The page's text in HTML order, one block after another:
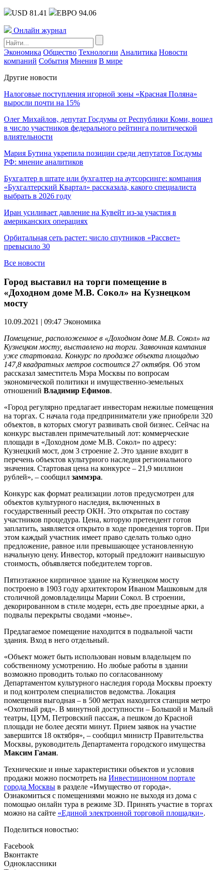
USD 81.41 ЕВРО 94.06
Онлайн журнал
Экономика Общество Технологии Аналитика Новости
компаний События Мнения В мире
Другие новости
Налоговые поступления игорной зоны «Красная Поляна»
выросли почти на 15%
Олег Михайлов, депутат Госдумы от Республики Коми, вошел
в число участников федерального рейтинга политической
влиятельности
Мария Бутина укрепила позиции среди депутатов Госдумы
РФ: мнение аналитиков
Бухгалтер в штате или бухгалтер на аутсорсинге: компания
«Бухгалтерский Квартал» рассказала, какого специалиста
выбрать в 2026 году
Иран усиливает давление на Кувейт из-за участия в
американских операциях
Орбитальная сеть растет: число спутников «Рассвет»
превысило 30
Все новости
Город выставил на торги помещение в
«Доходном доме М.В. Сокол» на Кузнецком
мосту
10.09.2021 | 09:47 Экономика
Помещение, расположенное в «Доходном доме М.В. Сокол» на
Кузнецком мосту, выставлено на торги. Заявочная кампания
уже стартовала. Конкурс по продаже объекта площадью
147,8 квадратных метров состоится 27 октября. Об этом
рассказал заместитель Мэра Москвы по вопросам
экономической политики и имущественно-земельных
отношений Владимир Ефимов.
«Город регулярно предлагает инвесторам нежилые помещения
на торгах. С начала года предприниматели уже приобрели 320
объектов, в которых смогут развивать свой бизнес. Сейчас на
конкурс выставлен примечательный лот: коммерческие
площади в «Доходном доме М.В. Сокол» по адресу:
Кузнецкий мост, дом 3 строение 2. Это здание входит в
перечень объектов культурного наследия регионального
значения. Стартовая цена на конкурсе – 21,9 миллион
рублей», – сообщил заммэра.
Конкурс как формат реализации лотов предусмотрен для
объектов культурного наследия, включенных в
государственный реестр ОКН. Это открытая по составу
участников процедура. Цена, которую претендент готов
заплатить, заявляется открыто в ходе проведения торгов. При
этом каждый участник имеет право сделать только одно
предложение, равное или превышающее установленную
начальную цену. Инвестор, который предложит наивысшую
стоимость, объявляется победителем торгов.
Пятиэтажное кирпичное здание на Кузнецком мосту
построено в 1903 году архитектором Иваном Машковым для
столичной домовладелицы Марии Сокол. В строении,
декорированном в стиле модерн, есть две проездные арки, а
подвалы перекрыты сводами «монье».
Предлагаемое помещение находится в подвальной части
здания. Вход в него отдельный.
«Объект может быть использован новым владельцем по
собственному усмотрению. Но любые работы в здании
возможно проводить только по согласованному
Департаментом культурного наследия города Москвы проекту
и под контролем специалистов ведомства. Локация
помещения выгодная – в 500 метрах находится станция метро
«Охотный ряд». В минутной доступности – Большой и Малый
театры, ЦУМ, Петровский пассаж, а пешком до Красной
площади не более десяти минут. Прием заявок на участие
завершится 18 октября», – сообщил министр Правительства
Москвы, руководитель Департамента городского имущества
Максим Гаман.
Технические и иные характеристики объектов и условия
продажи можно посмотреть на Инвестиционном портале
города Москвы в разделе «Имущество от города».
Ознакомиться с помещениями можно не выходя из дома с
помощью онлайн тура в режиме 3D. Принять участие в торгах
можно на сайте «Единой электронной торговой площадки».
Поделиться новостью:
Facebook
Вконтакте
Одноклассники